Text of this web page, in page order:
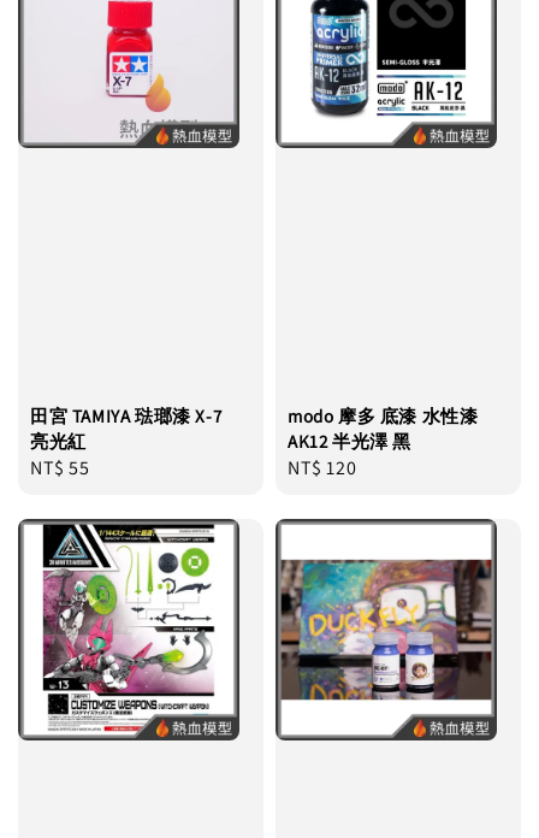
田宮 TAMIYA 琺瑯漆 X-7
亮光紅
Regular
NT$ 55
modo 摩多 底漆 水性漆
AK12 半光澤 黑
Regular
NT$ 120